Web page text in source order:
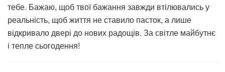
тебе. Бажаю, щоб твої бажання завжди втілювались у
реальність, щоб життя не ставило пасток, а лише
відкривало двері до нових радощів. За світле майбутнє
і тепле сьогодення!